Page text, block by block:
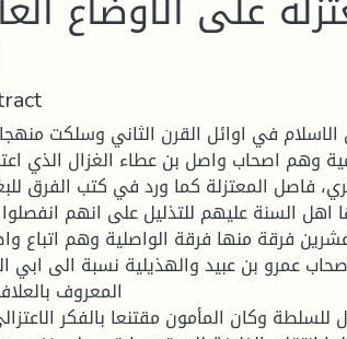
في اوائل القرن الثاني وسلكت منهجا
وهم اصحاب واصل بن عطاء الغزال الذي
فاصل المعتزلة كما ورد في كتب الفرق
السنة عليهم للتذليل على انهم انفصلوا
فرقة منها فرقة الواصلية وهم اتباع
عمرو بن عبيد والهذيلية نسبة الى ابي
المعروف
وكان المأمون مقتنعا بالفكر